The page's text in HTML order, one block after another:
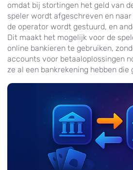
omdat bij stortingen het geld van
speler wordt afgeschreven en
de operator wordt gestuurd, en
Dit maakt het mogelijk voor de
online bankieren te gebruiken,
accounts voor betaaloplossingen
ze al een bankrekening hebben die